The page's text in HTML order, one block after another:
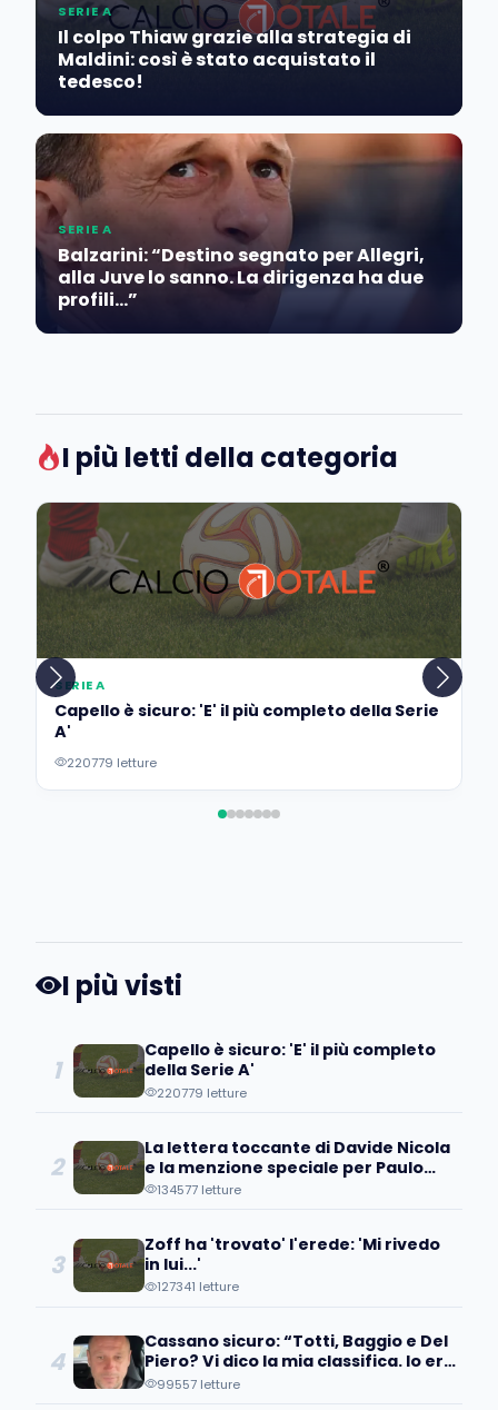
SERIE A
Il colpo Thiaw grazie alla strategia di
Maldini: così è stato acquistato il
tedesco!
SERIE A
Balzarini: “Destino segnato per Allegri,
alla Juve lo sanno. La dirigenza ha due
profili…”
I più letti della categoria
SERIE A
Capello è sicuro: 'E' il più completo della Serie
A'
220779 letture
I più visti
1
Capello è sicuro: 'E' il più completo
della Serie A'
220779 letture
2
La lettera toccante di Davide Nicola
e la menzione speciale per Paulo
Coelho
134577 letture
3
Zoff ha 'trovato' l'erede: 'Mi rivedo
in lui...'
127341 letture
4
Cassano sicuro: “Totti, Baggio e Del
Piero? Vi dico la mia classifica. Io ero
avanti, ma…”
99557 letture